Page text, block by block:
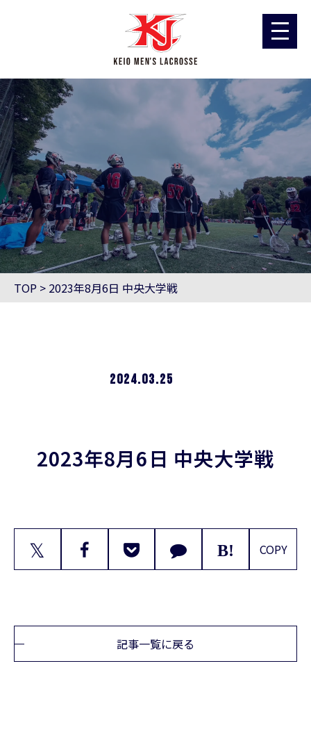
TOP > 2023年8月6日 中央大学戦
2024.03.25
2023年8月6日 中央大学戦
𝕏 COPY
記事一覧に戻る